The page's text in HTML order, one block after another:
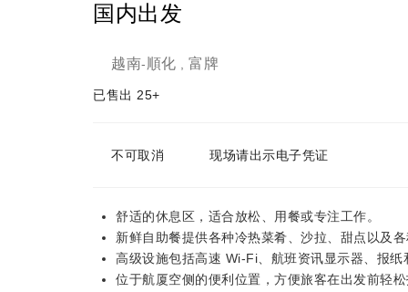
国内出发
越南- 順化 富牌
已售出 25+
不可取消 现场请出示电子凭证
舒适的休息区，适合放松、用餐或专注工作。
新鲜自助餐提供各种冷热菜肴、沙拉、甜点以及
高级设施包括高速 Wi-Fi、航班资讯显示器、报纸
位于航厦空侧的便利位置，方便旅客在出发前轻